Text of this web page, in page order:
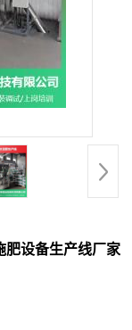
肥设备生产线厂家